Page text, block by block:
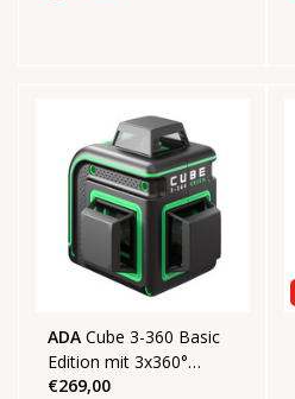
ADA Cube 3-360 Basic
Edition mit 3x360°
grünen Linien
€269,00